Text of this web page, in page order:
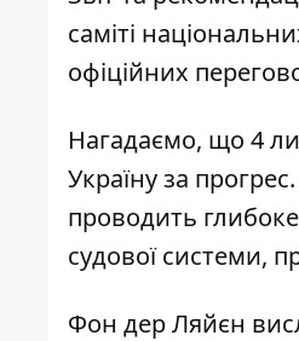
саміті
офіційних
Нагадаємо, що 4
Україну за
проводить
судової системи,
Фон дер Ляйєн